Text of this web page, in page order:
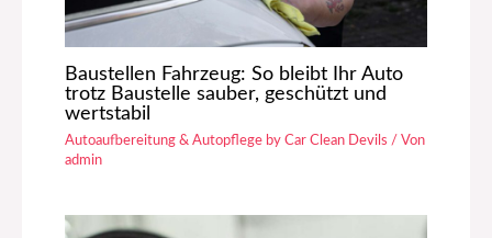
Baustellen Fahrzeug: So bleibt Ihr Auto
trotz Baustelle sauber, geschützt und
wertstabil
Autoaufbereitung & Autopflege by Car Clean Devils / Von
admin